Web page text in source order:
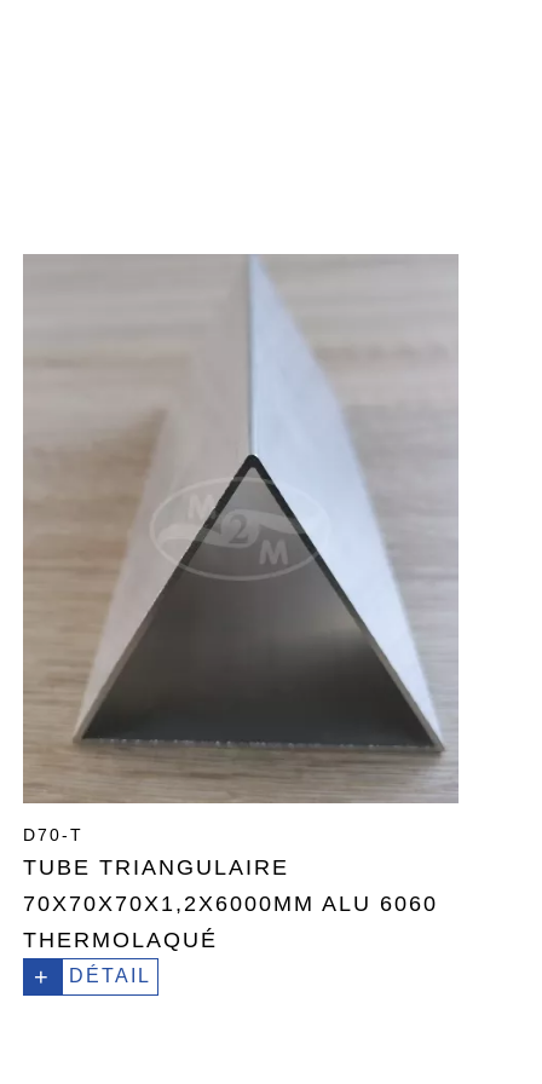
D70-T
TUBE TRIANGULAIRE
70X70X70X1,2X6000MM ALU 6060
THERMOLAQUÉ
+ DÉTAIL